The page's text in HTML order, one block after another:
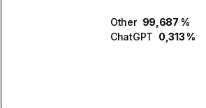
Other 99,687 %
ChatGPT 0,313 %